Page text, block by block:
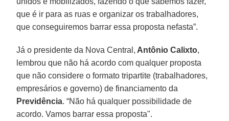
que é ir para as ruas e organizar os trabalhadores,
que conseguiremos barrar essa proposta nefasta”.
Já o presidente da Nova Central, Antônio Calixto,
lembrou que não há acordo com qualquer proposta
que não considere o formato tripartite (trabalhadores,
empresários e governo) de financiamento da
Previdência. “Não há qualquer possibilidade de
acordo. Vamos barrar essa proposta".